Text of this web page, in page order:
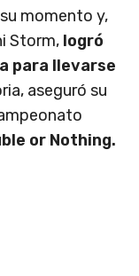
momento y,
Storm, logró
para llevarse
aseguró su
or Nothing.